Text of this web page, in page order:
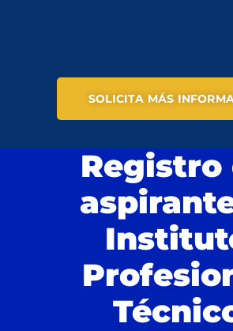
SOLICITA MÁS
Registro